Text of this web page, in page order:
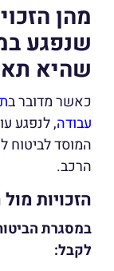
מהן
שנפגע
שהיא
כאשר מדובר ב
עבודה, לנפגע
המוסד לביטוח
הרכב.
הזכויות
במסגרת
לקבל: